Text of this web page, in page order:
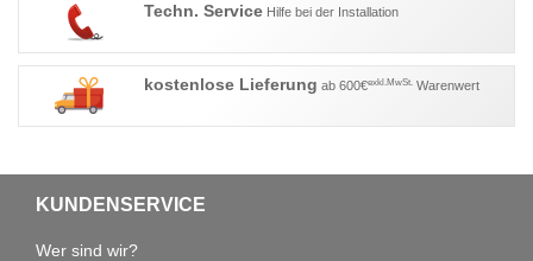
Techn. Service Hilfe bei der Installation
kostenlose Lieferung ab 600€exkl.MwSt. Warenwert
KUNDENSERVICE
Wer sind wir?